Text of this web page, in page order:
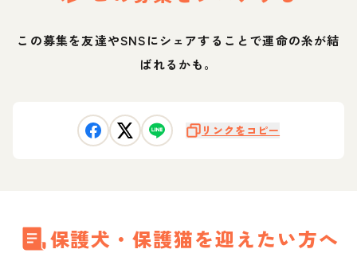
この募集を友達やSNSにシェアすることで運命の糸が結
ばれるかも。
リンクをコピー
保護犬・保護猫を迎えたい方へ